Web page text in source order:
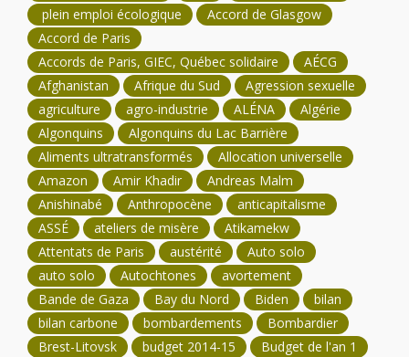
plein emploi écologique
Accord de Glasgow
Accord de Paris
Accords de Paris, GIEC, Québec solidaire
AÉCG
Afghanistan
Afrique du Sud
Agression sexuelle
agriculture
agro-industrie ALÉNA
Algérie
Algonquins
Algonquins du Lac Barrière
Aliments ultratransformés
Allocation universelle
Amazon
Amir Khadir
Andreas Malm
Anishinabé
Anthropocène
anticapitalisme
ASSÉ
ateliers de misère
Atikamekw
Attentats de Paris
austérité
Auto solo
auto solo
Autochtones
avortement
Bande de Gaza
Bay du Nord Biden
bilan
bilan carbone
bombardements
Bombardier
Brest-Litovsk
budget 2014-15 Budget de l'an 1